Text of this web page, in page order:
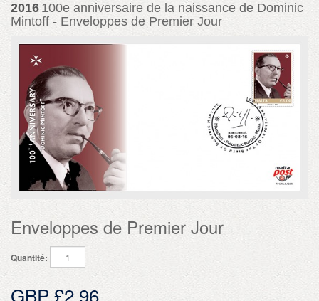
2016 100e anniversaire de la naissance de Dominic
Mintoff - Enveloppes de Premier Jour
Enveloppes de Premier Jour
Quantité:
GBP £2.96